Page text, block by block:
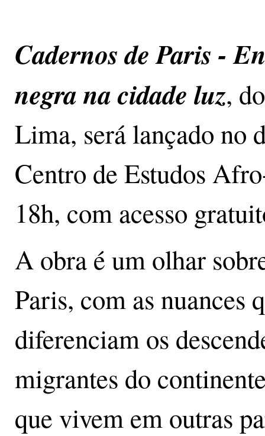
Cadernos de Paris -
negra na cidade luz,
Lima, será lançado no
Centro de Estudos
18h, com acesso
A obra é um olhar
Paris, com as nuances
diferenciam os
migrantes do
que vivem em outras